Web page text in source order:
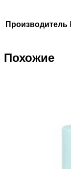
Производитель
Похожие